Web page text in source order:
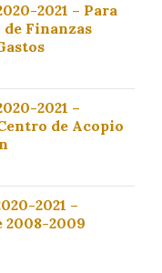
2021 – Para
Finanzas
2021 –
de Acopio
2021 –
2008-2009